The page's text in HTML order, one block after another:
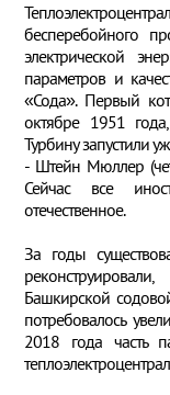
бесперебойного
электрической
параметров и
«Сода». Первый
октябре 1951
Турбину запустили
- Штейн Мюллер
Сейчас все
отечественное.
За годы
Башкирской
потребовалось
2018 года часть